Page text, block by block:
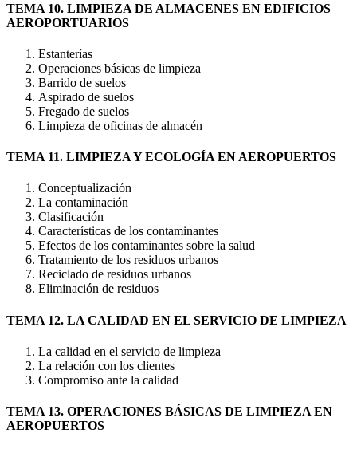
TEMA 10. LIMPIEZA DE ALMACENES EN EDIFICIOS
AEROPORTUARIOS
Estanterías
Operaciones básicas de limpieza
Barrido de suelos
Aspirado de suelos
Fregado de suelos
Limpieza de oficinas de almacén
TEMA 11. LIMPIEZA Y ECOLOGÍA EN AEROPUERTOS
Conceptualización
La contaminación
Clasificación
Características de los contaminantes
Efectos de los contaminantes sobre la salud
Tratamiento de los residuos urbanos
Reciclado de residuos urbanos
Eliminación de residuos
TEMA 12. LA CALIDAD EN EL SERVICIO DE LIMPIEZA
La calidad en el servicio de limpieza
La relación con los clientes
Compromiso ante la calidad
TEMA 13. OPERACIONES BÁSICAS DE LIMPIEZA EN
AEROPUERTOS